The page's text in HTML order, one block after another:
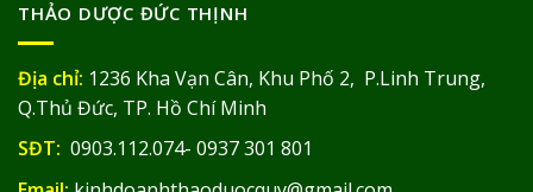
THẢO DƯỢC ĐỨC THỊNH
Địa chỉ: 1236 Kha Vạn Cân, Khu Phố 2, P.Linh Trung,
Q.Thủ Đức, TP. Hồ Chí Minh
SĐT: 0903.112.074- 0937 301 801